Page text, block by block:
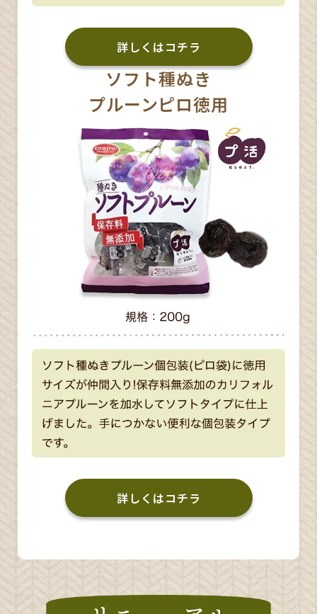
詳しくはコチラ
ソフト種ぬき
プルーンピロ徳用
詳しくはコチラ